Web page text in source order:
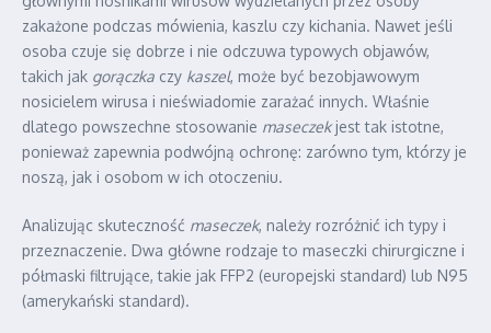
zakażone podczas mówienia, kaszlu czy kichania. Nawet jeśli
osoba czuje się dobrze i nie odczuwa typowych objawów,
takich jak gorączka czy kaszel, może być bezobjawowym
nosicielem wirusa i nieświadomie zarażać innych. Właśnie
dlatego powszechne stosowanie maseczekjest tak istotne,
ponieważ zapewnia podwójną ochronę: zarówno tym, którzy je
noszą, jak i osobom w ich otoczeniu.
Analizując skuteczność maseczek, należy rozróżnić ich typy i
przeznaczenie. Dwa główne rodzaje to maseczki chirurgiczne i
półmaski filtrujące, takie jak FFP2 (europejski standard) lub N95
(amerykański standard).